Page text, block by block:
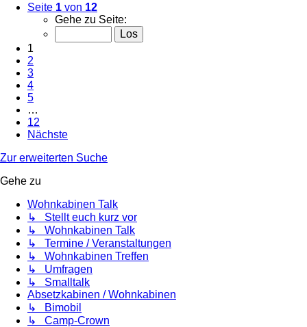
Seite 1 von 12
Gehe zu Seite:
1
2
3
4
5
…
12
Nächste
Zur erweiterten Suche
Gehe zu
Wohnkabinen Talk
↳ Stellt euch kurz vor
↳ Wohnkabinen Talk
↳ Termine / Veranstaltungen
↳ Wohnkabinen Treffen
↳ Umfragen
↳ Smalltalk
Absetzkabinen / Wohnkabinen
↳ Bimobil
↳ Camp-Crown